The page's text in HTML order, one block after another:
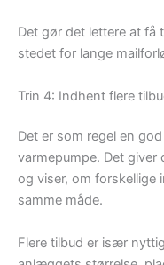
Det gør det lettere at få
stedet for lange
Trin 4: Indhent flere
Det er som regel en
varmepumpe. Det giver
og viser, om forskellige
samme måde.
Flere tilbud er især